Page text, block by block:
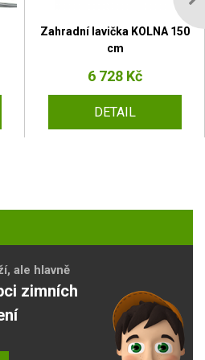
Zahradní lavička KOLNA 150
cm
6 728 Kč
DETAIL
ale hlavně
zimních